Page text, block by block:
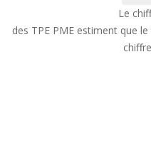
Le
des TPE PME estiment que